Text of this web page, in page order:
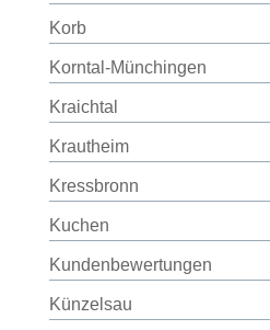
Korb
Korntal-Münchingen
Kraichtal
Krautheim
Kressbronn
Kuchen
Kundenbewertungen
Künzelsau